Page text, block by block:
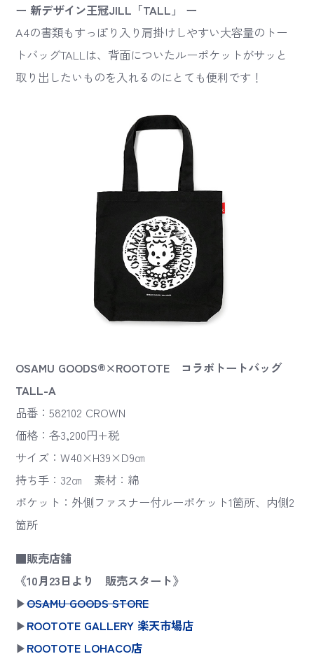
ー 新デザイン王冠JILL「TALL」 ー
A4の書類もすっぽり入り肩掛けしやすい大容量のトー
トバッグTALLは、背面についたルーポケットがサッと
取り出したいものを入れるのにとても便利です！
OSAMU GOODS®×ROOTOTE コラボトートバッグ
TALL-A
品番：582102 CROWN
価格：各3,200円+税
サイズ：W40×H39×D9㎝
持ち手：32㎝ 素材：綿
ポケット：外側ファスナー付ルーポケット1箇所、内側2
箇所
■販売店舗
《10月23日より 販売スタート》
▶OSAMU GOODS STORE
▶ROOTOTE GALLERY 楽天市場店
▶ROOTOTE LOHACO店